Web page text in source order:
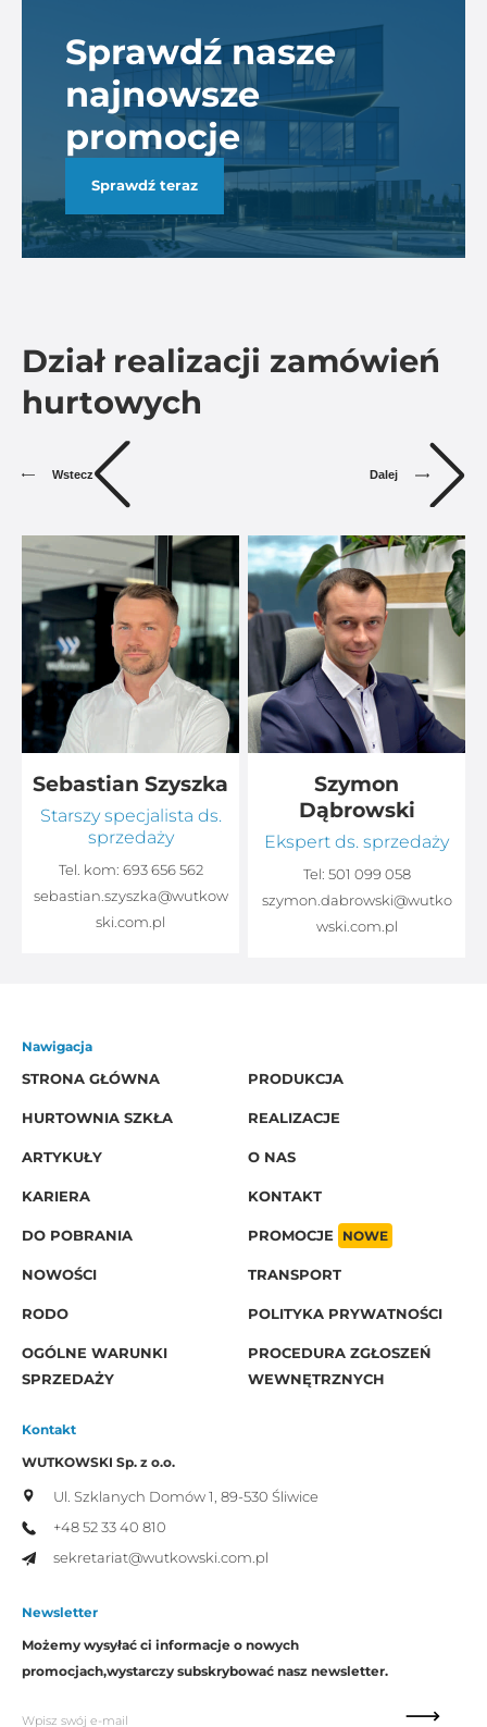
Sprawdź nasze
najnowsze
promocje
Sprawdź teraz
Dział realizacji zamówień
hurtowych
Wstecz Dalej
Sebastian Szyszka
Starszy specjalista ds.
sprzedaży
Tel. kom: 693 656 562
sebastian.szyszka@wutkow
ski.com.pl
Szymon
Dąbrowski
Ekspert ds. sprzedaży
Tel: 501 099 058
szymon.dabrowski@wutko
wski.com.pl
Nawigacja
STRONA GŁÓWNA
PRODUKCJA
HURTOWNIA SZKŁA REALIZACJE
ARTYKUŁY O NAS
KARIERA KONTAKT
DO POBRANIA PROMOCJE NOWE
NOWOŚCI TRANSPORT
RODO POLITYKA PRYWATNOŚCI
OGÓLNE WARUNKI
SPRZEDAŻY
PROCEDURA ZGŁOSZEŃ
WEWNĘTRZNYCH
Kontakt
WUTKOWSKI Sp. z o.o.
Ul. Szklanych Domów 1, 89-530 Śliwice
+48 52 33 40 810
sekretariat@wutkowski.com.pl
Newsletter
Możemy wysyłać ci informacje o nowych
promocjach,wystarczy subskrybować nasz newsletter.